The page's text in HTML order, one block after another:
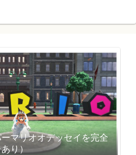
マリオオデッセイを完全
り）